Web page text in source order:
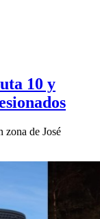
10 y
zona de José